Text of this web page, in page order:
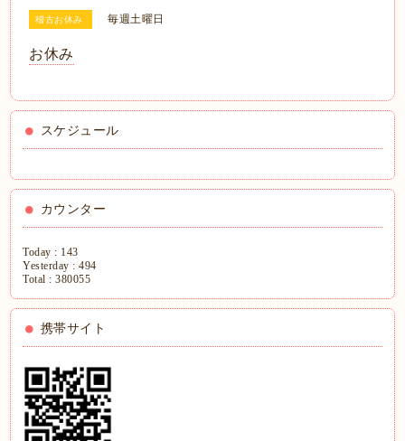
稽古お休み 毎週土曜日
お休み
スケジュール
カウンター
Today : 143
Yesterday :494
Total :380055
携帯サイト